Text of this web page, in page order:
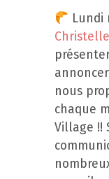
Lundi
nous
chaque
Village !!